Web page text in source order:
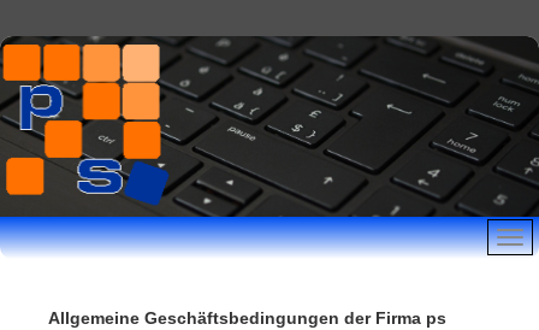
Allgemeine Geschäftsbedingungen der Firma ps